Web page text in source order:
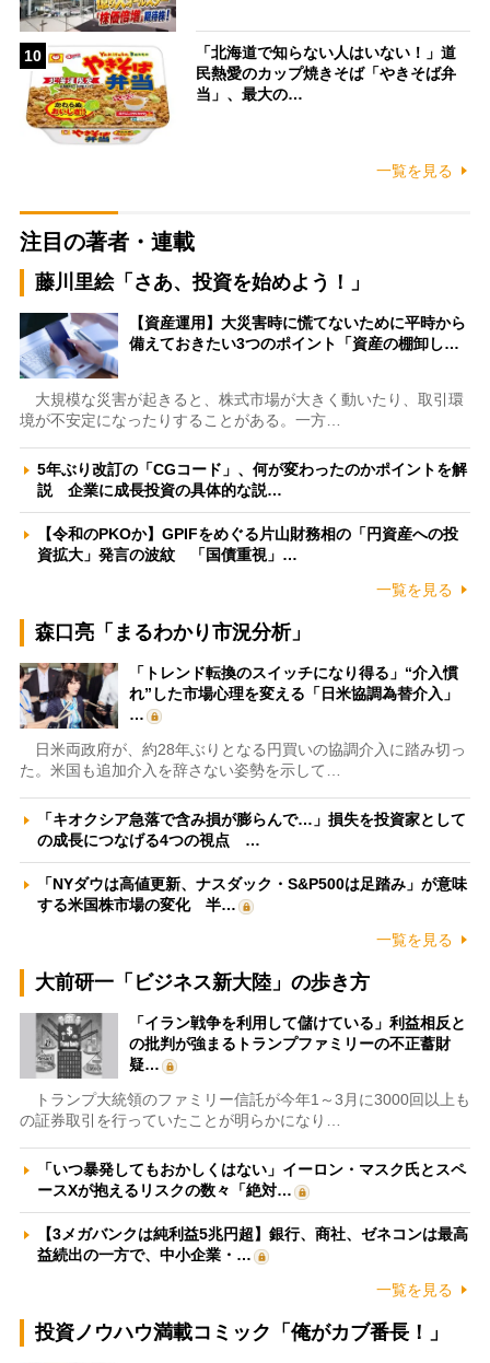
10
「北海道で知らない人はいない！」道
民熱愛のカップ焼きそば「やきそば弁
当」、最大の…
一覧を見る
注目の著者・連載
藤川里絵「さあ、投資を始めよう！」
【資産運用】大災害時に慌てないために平時から
備えておきたい3つのポイント「資産の棚卸し…
大規模な災害が起きると、株式市場が大きく動いたり、取引環
境が不安定になったりすることがある。一方…
5年ぶり改訂の「CGコード」、何が変わったのかポイントを解
説 企業に成長投資の具体的な説…
【令和のPKOか】GPIFをめぐる片山財務相の「円資産への投
資拡大」発言の波紋 「国債重視」…
一覧を見る
森口亮「まるわかり市況分析」
「トレンド転換のスイッチになり得る」“介入慣
れ”した市場心理を変える「日米協調為替介入」
…
日米両政府が、約28年ぶりとなる円買いの協調介入に踏み切っ
た。米国も追加介入を辞さない姿勢を示して…
「キオクシア急落で含み損が膨らんで…」損失を投資家として
の成長につなげる4つの視点 …
「NYダウは高値更新、ナスダック・S&P500は足踏み」が意味
する米国株市場の変化 半…
一覧を見る
大前研一「ビジネス新大陸」の歩き方
「イラン戦争を利用して儲けている」利益相反と
の批判が強まるトランプファミリーの不正蓄財
疑…
トランプ大統領のファミリー信託が今年1～3月に3000回以上も
の証券取引を行っていたことが明らかになり…
「いつ暴発してもおかしくはない」イーロン・マスク氏とスペ
ースXが抱えるリスクの数々「絶対…
【3メガバンクは純利益5兆円超】銀行、商社、ゼネコンは最高
益続出の一方で、中小企業・…
一覧を見る
投資ノウハウ満載コミック「俺がカブ番長！」